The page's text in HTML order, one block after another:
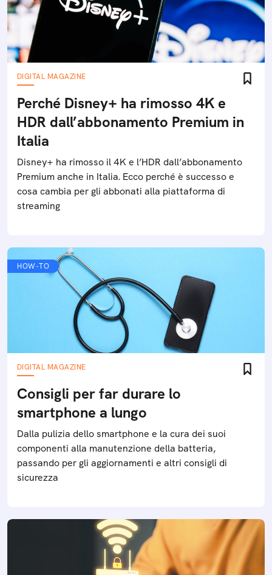
DIGITAL MAGAZINE
Perché Disney+ ha rimosso 4K e
HDR dall’abbonamento Premium in
Italia
Disney+ ha rimosso il 4K e l’HDR dall’abbonamento
Premium anche in Italia. Ecco perché è successo e
cosa cambia per gli abbonati alla piattaforma di
streaming
HOW-TO
DIGITAL MAGAZINE
Consigli per far durare lo
smartphone a lungo
Dalla pulizia dello smartphone e la cura dei suoi
componenti alla manutenzione della batteria,
passando per gli aggiornamenti e altri consigli di
sicurezza